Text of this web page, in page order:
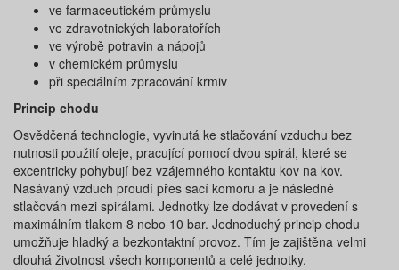
ve farmaceutickém průmyslu
ve zdravotnických laboratořích
ve výrobě potravin a nápojů
v chemickém průmyslu
při speciálním zpracování krmiv
Princip chodu
Osvědčená technologie, vyvinutá ke stlačování vzduchu bez
nutnosti použití oleje, pracující pomocí dvou spirál, které se
excentricky pohybují bez vzájemného kontaktu kov na kov.
Nasávaný vzduch proudí přes sací komoru a je následně
stlačován mezi spirálami. Jednotky lze dodávat v provedení s
maximálním tlakem 8 nebo 10 bar. Jednoduchý princip chodu
umožňuje hladký a bezkontaktní provoz. Tím je zajištěna velmi
dlouhá životnost všech komponentů a celé jednotky.